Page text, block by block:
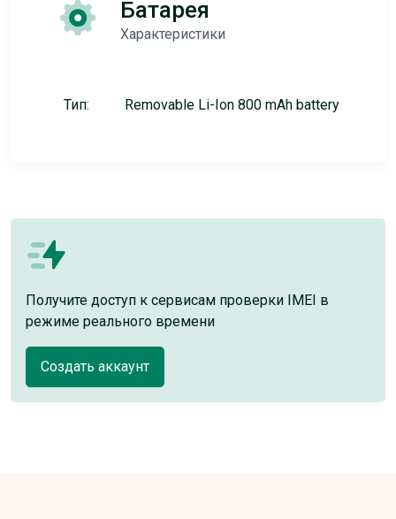
Батарея
Характеристики
Тип: Removable Li-Ion 800 mAh battery
Получите доступ к сервисам проверки IMEI в
режиме реального времени
Создать аккаунт